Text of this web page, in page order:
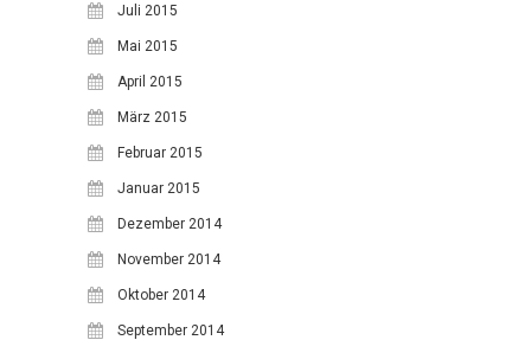
Juli 2015
Mai 2015
April 2015
März 2015
Februar 2015
Januar 2015
Dezember 2014
November 2014
Oktober 2014
September 2014